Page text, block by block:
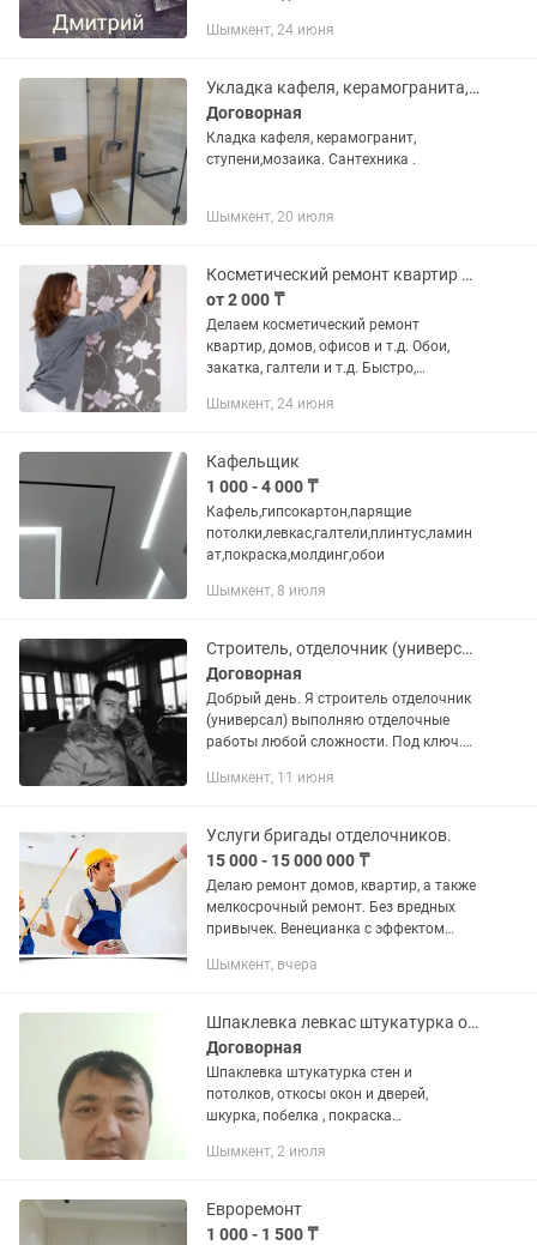
Шымкент, 24 июня
Укладка кафеля, керамогранита,крупно форматный керамогранит
Договорная
Кладка кафеля, керамогранит,
ступени,мозаика. Сантехника .
Шымкент, 20 июля
Косметический ремонт квартир и домов
от 2 000 ₸
Делаем косметический ремонт
квартир, домов, офисов и т.д. Обои,
закатка, галтели и т.д. Быстро,
Шымкент, 24 июня
Кафельщик
1 000 - 4 000 ₸
Кафель,гипсокартон,парящие
потолки,левкас,галтели,плинтус,ламин
ат,покраска,молдинг,обои
Шымкент, 8 июля
Строитель, отделочник (универсал)
Договорная
Добрый день. Я строитель отделочник
(универсал) выполняю отделочные
работы любой сложности. Под ключ.
плитки (кафеля) любой формат.
Шымкент, 11 июня
Услуги бригады отделочников.
15 000 - 15 000 000 ₸
Делаю ремонт домов, квартир, а также
мелкосрочный ремонт. Без вредных
привычек. Венецианка с эффектом
Кафель, Левкас, обои, плинтуса,
Шымкент, вчера
Шпаклевка левкас штукатурка откосы покраска водоэмульсия побелка демонтаж
Договорная
Шпаклевка штукатурка стен и
потолков, откосы окон и дверей,
шкурка, побелка , покраска
демонтаж, уборка территории,
обрезка,...
Шымкент, 2 июля
Евроремонт
1 000 - 1 500 ₸